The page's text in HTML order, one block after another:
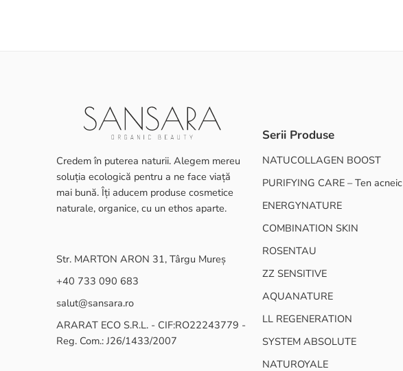
Credem în puterea naturii. Alegem mereu
soluția ecologică pentru a ne face viață
mai bună. Îți aducem produse cosmetice
naturale, organice, cu un ethos aparte.
Str. MARTON ARON 31, Târgu Mureș
+40 733 090 683
salut@sansara.ro
ARARAT ECO S.R.L. - CIF:RO22243779 -
Reg. Com.: J26/1433/2007
Serii Produse
NATUCOLLAGEN BOOST
PURIFYING CARE – Ten acneic
ENERGYNATURE
COMBINATION SKIN
ROSENTAU
ZZ SENSITIVE
AQUANATURE
LL REGENERATION
SYSTEM ABSOLUTE
NATUROYALE